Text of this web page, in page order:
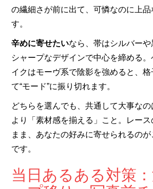
の繊細さが前に出て、可憐なのに上品
す。
辛めに寄せたいなら、帯はシルバー
シャープなデザインで中心を締める
イクはモーヴ系で陰影を強めると、格
て“モード”に振り切れます。
どちらを選んでも、共通して大事なの
より「素材感を揃える」こと。レー
まま、あなたの好みに寄せられるの
です。
当日あるある対策